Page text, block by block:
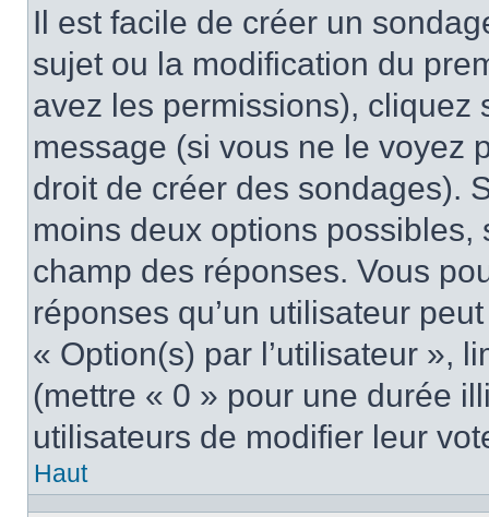
Il est facile de créer un
sujet ou la modification du
avez les permissions), cliquez
message (si vous ne le voyez
droit de créer des sondages).
moins deux options
champ des réponses. Vous
réponses qu’un utilisateur
« Option(s) par l’utilisateur »,
(mettre « 0 » pour une durée
utilisateurs de modifier leur
Haut